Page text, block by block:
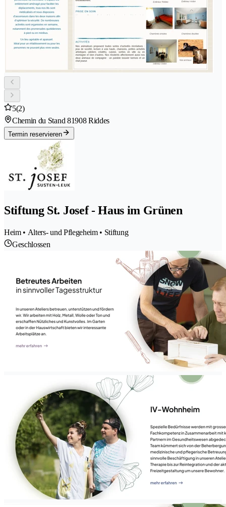
5(2)
Chemin du Stand 81908 Riddes
Termin reservieren
Stiftung St. Josef - Haus im Grünen
Heim • Alters- und Pflegeheim • Stiftung
Geschlossen